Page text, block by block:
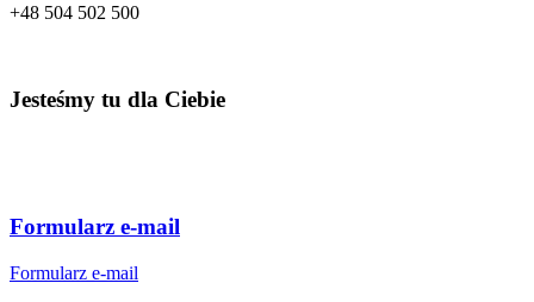
+48 504 502 500
Jesteśmy tu dla Ciebie
Formularz e-mail
Formularz e-mail